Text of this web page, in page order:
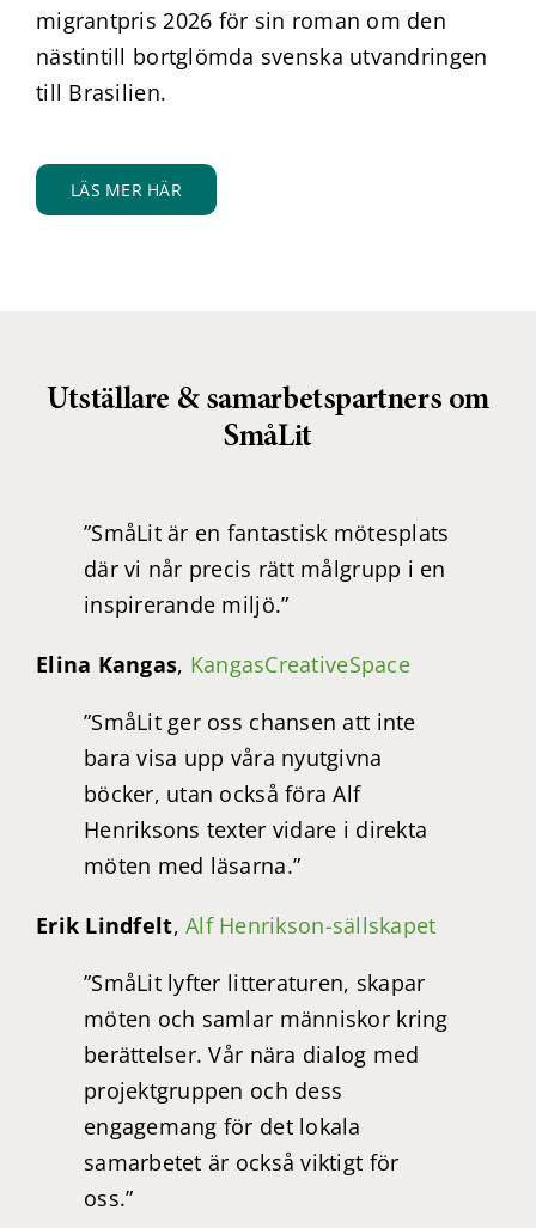
migrantpris 2026 för sin roman om den
nästintill bortglömda svenska utvandringen
till Brasilien.
LÄS MER HÄR
Utställare & samarbetspartners om
SmåLit
”SmåLit är en fantastisk mötesplats
där vi når precis rätt målgrupp i en
inspirerande miljö.”
Elina Kangas, KangasCreativeSpace
”SmåLit ger oss chansen att inte
bara visa upp våra nyutgivna
böcker, utan också föra Alf
Henriksons texter vidare i direkta
möten med läsarna.”
Erik Lindfelt,Alf Henrikson-sällskapet
”SmåLit lyfter litteraturen, skapar
möten och samlar människor kring
berättelser. Vår nära dialog med
projektgruppen och dess
engagemang för det lokala
samarbetet är också viktigt för
oss.”